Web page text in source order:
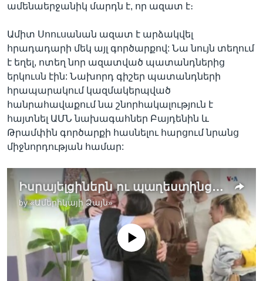
ամենաերջանիկ մարդն է, որ ազատ է։
Ամիտ Սոուսանան ազատ է արձակվել
հրադադարի մեկ այլ գործարքով: Նա նույն տեղում
է եղել, ոտեղ նոր ազատված պատանդներից
երկուսն էին: Նախորդ գիշեր պատանդների
հրապարակում կազմակերպված
հանրահավաքում նա շնորհակալություն է
հայտնել ԱՄՆ նախագահներ Բայդենին և
Թրամփին գործարքի հասնելու հարցում նրանց
միջնորդության համար:
Իսրայելցիներն ու պաղեստինցիները ողջունում են վեցշաբաթյա հրադադարի սկիզբը
by«Ամերիկայի Ձայն»
No media source currently available